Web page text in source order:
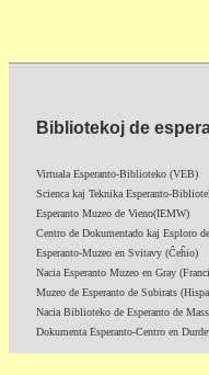
Bibliotekoj de
Virtuala Esperanto-Biblioteko (VEB)
Scienca kaj Teknika Esperanto-
Esperanto Muzeo de Vieno(IEMW)
Centro de Dokumentado kaj Esploro
Esperanto-Muzeo en Svitavy (Ĉeĥio)
Nacia Esperanto Muzeo en Gray
Muzeo de Esperanto de Subirats
Nacia Biblioteko de Esperanto de
Dokumenta Esperanto-Centro en